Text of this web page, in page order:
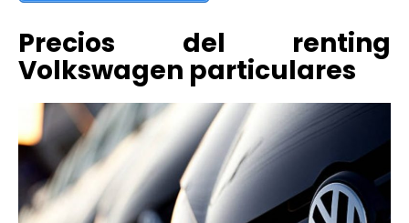
Precios del renting
Volkswagen particulares